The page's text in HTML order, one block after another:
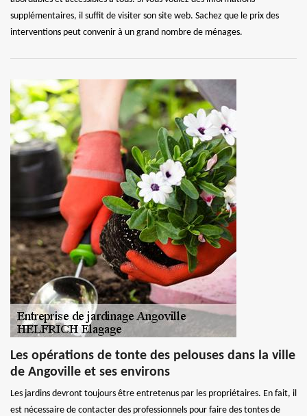
supplémentaires, il suffit de visiter son site web. Sachez que le prix des
interventions peut convenir à un grand nombre de ménages.
Les opérations de tonte des pelouses dans la ville
de Angoville et ses environs
Les jardins devront toujours être entretenus par les propriétaires. En fait, il
est nécessaire de contacter des professionnels pour faire des tontes de